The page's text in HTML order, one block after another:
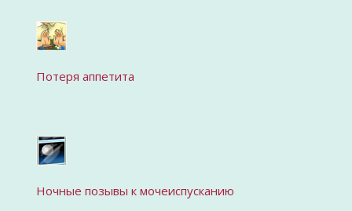
Потеря аппетита
Ночные позывы к мочеиспусканию